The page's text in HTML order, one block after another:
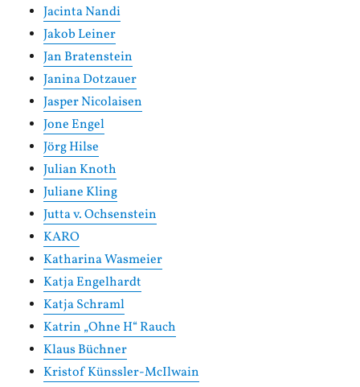
Jacinta Nandi
Jakob Leiner
Jan Bratenstein
Janina Dotzauer
Jasper Nicolaisen
Jone Engel
Jörg Hilse
Julian Knoth
Juliane Kling
Jutta v. Ochsenstein
KARO
Katharina Wasmeier
Katja Engelhardt
Katja Schraml
Katrin „Ohne H“ Rauch
Klaus Büchner
Kristof Künssler-McIlwain